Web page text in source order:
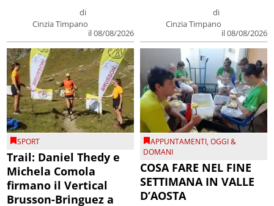
di
Cinzia Timpano
il 08/08/2026
di
Cinzia Timpano
il 08/08/2026
SPORT
Trail: Daniel Thedy e
Michela Comola
firmano il Vertical
Brusson-Bringuez a
APPUNTAMENTI,OGGI &
DOMANI
COSA FARE NEL FINE
SETTIMANA IN VALLE
D’AOSTA